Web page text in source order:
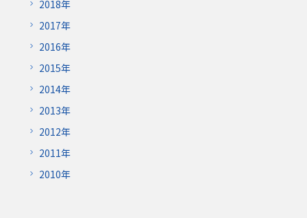
2018年
2017年
2016年
2015年
2014年
2013年
2012年
2011年
2010年